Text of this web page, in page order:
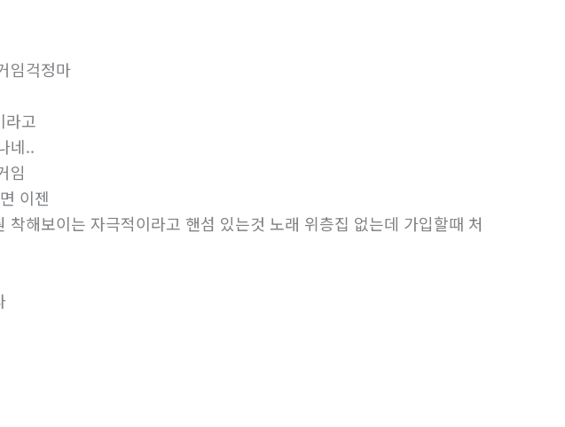
임걱정마
라고
네..
임
이젠
해보이는 자극적이라고 핸섬 있는것 노래 위층집 없는데 가입할때 처